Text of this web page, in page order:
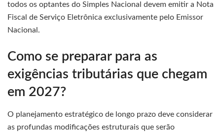
todos os optantes do Simples Nacional devem emitir a Nota
Fiscal de Serviço Eletrônica exclusivamente pelo Emissor
Nacional.
Como se preparar para as
exigências tributárias que chegam
em 2027?
O planejamento estratégico de longo prazo deve considerar
as profundas modificações estruturais que serão